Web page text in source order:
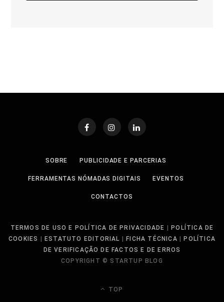
SOBRE PUBLICIDADE E PARCERIAS
FERRAMENTAS NÓMADAS DIGITAIS EVENTOS
CONTACTOS
TERMOS DE USO E POLÍTICA DE PRIVACIDADE |POLÍTICA DE
COOKIES | ESTATUTO EDITORIAL |FICHA TÉCNICA |POLÍTICA
DE VERIFICAÇÃO DE FACTOS E DE ERROS
COPYRIGHT © STARTUP BLOG
TOP